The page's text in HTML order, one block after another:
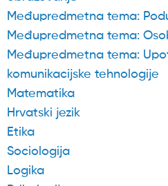
Međupredmetna tema:
Međupredmetna tema:
Međupredmetna tema:
komunikacijske tehnologije
Matematika
Hrvatski jezik
Etika
Sociologija
Logika